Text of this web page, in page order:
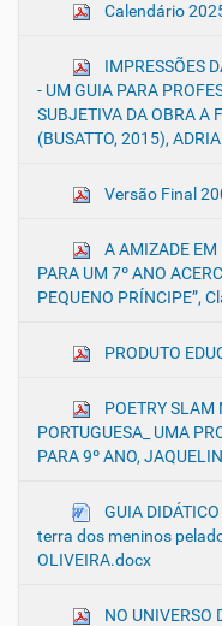
Calendário
IMPRESSÕES
- UM GUIA PARA
SUBJETIVA DA OBRA A
(BUSATTO, 2015),
Versão Final
A AMIZADE EM
PARA UM 7º ANO
PEQUENO PRÍNCIPE”,
PRODUTO
POETRY SLAM
PORTUGUESA_ UMA
PARA 9º ANO,
GUIA
terra dos meninos
OLIVEIRA.docx
NO UNIVERSO